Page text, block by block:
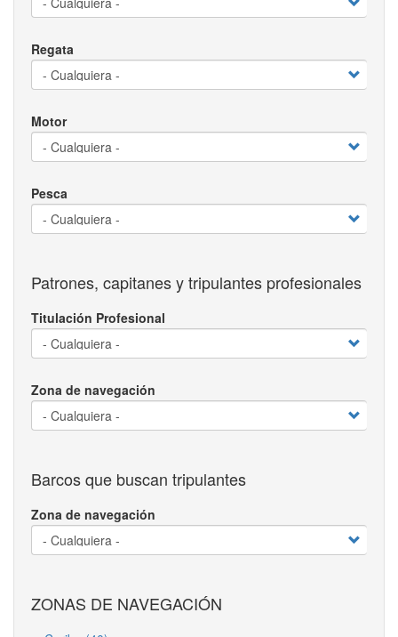
Regata
Motor
Pesca
Patrones, capitanes y tripulantes profesionales
Titulación Profesional
Zona de navegación
Barcos que buscan tripulantes
Zona de navegación
ZONAS DE NAVEGACIÓN